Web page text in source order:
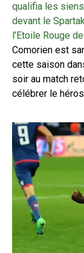
qualifia les
devant le
l’Etoile Rouge
Comorien est
cette saison
soir au match
célébrer le